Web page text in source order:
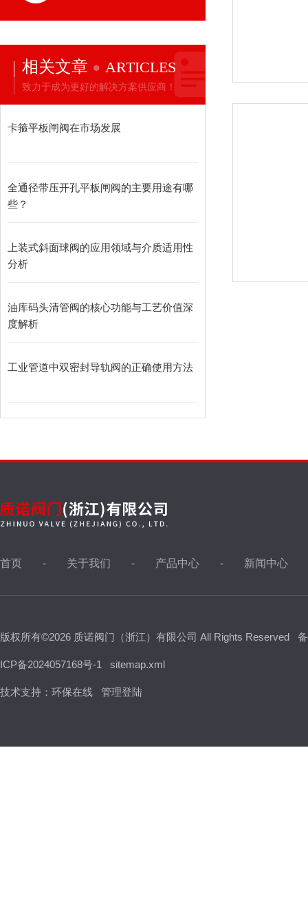
相关文章 ARTICLES
致力于成为更好的解决方案供应商！
卡箍平板闸阀在市场发展
全通径带压开孔平板闸阀的主要用途有哪
些？
上装式斜面球阀的应用领域与介质适用性
分析
油库码头清管阀的核心功能与工艺价值深
度解析
工业管道中双密封导轨阀的正确使用方法
首页 关于我们 产品中心 新闻中心
版权所有©2026 质诺阀门（浙江）有限公司 All Rights Reserved
ICP备2024057168号-1 sitemap.xml
技术支持： 环保在线 管理登陆